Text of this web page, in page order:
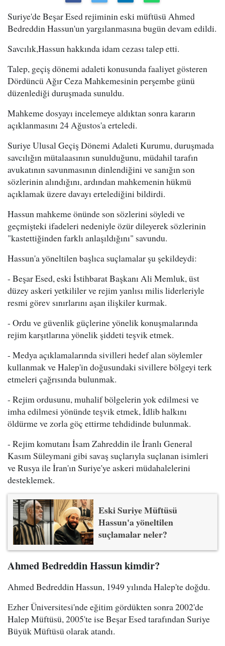
Suriye'de Beşar Esed rejiminin eski müftüsü Ahmed
Bedreddin Hassun'un yargılanmasına bugün devam edildi.
Savcılık,Hassun hakkında idam cezası talep etti.
Talep, geçiş dönemi adaleti konusunda faaliyet gösteren
Dördüncü Ağır Ceza Mahkemesinin perşembe günü
düzenlediği duruşmada sunuldu.
Mahkeme dosyayı incelemeye aldıktan sonra kararın
açıklanmasını 24 Ağustos'a erteledi.
Suriye Ulusal Geçiş Dönemi Adaleti Kurumu, duruşmada
savcılığın mütalaasının sunulduğunu, müdahil tarafın
avukatının savunmasının dinlendiğini ve sanığın son
sözlerinin alındığını, ardından mahkemenin hükmü
açıklamak üzere davayı ertelediğini bildirdi.
Hassun mahkeme önünde son sözlerini söyledi ve
geçmişteki ifadeleri nedeniyle özür dileyerek sözlerinin
"kastettiğinden farklı anlaşıldığını" savundu.
Hassun'a yöneltilen başlıca suçlamalar şu şekildeydi:
- Beşar Esed, eski İstihbarat Başkanı Ali Memluk, üst
düzey askeri yetkililer ve rejim yanlısı milis liderleriyle
resmi görev sınırlarını aşan ilişkiler kurmak.
- Ordu ve güvenlik güçlerine yönelik konuşmalarında
rejim karşıtlarına yönelik şiddeti teşvik etmek.
- Medya açıklamalarında sivilleri hedef alan söylemler
kullanmak ve Halep'in doğusundaki sivillere bölgeyi terk
etmeleri çağrısında bulunmak.
- Rejim ordusunu, muhalif bölgelerin yok edilmesi ve
imha edilmesi yönünde teşvik etmek, İdlib halkını
öldürme ve zorla göç ettirme tehdidinde bulunmak.
- Rejim komutanı İsam Zahreddin ile İranlı General
Kasım Süleymani gibi savaş suçlarıyla suçlanan isimleri
ve Rusya ile İran'ın Suriye'ye askeri müdahalelerini
desteklemek.
Eski Suriye Müftüsü
Hassun'a yöneltilen
suçlamalar neler?
Ahmed Bedreddin Hassun kimdir?
Ahmed Bedreddin Hassun, 1949 yılında Halep'te doğdu.
Ezher Üniversitesi'nde eğitim gördükten sonra 2002'de
Halep Müftüsü, 2005'te ise Beşar Esed tarafından Suriye
Büyük Müftüsü olarak atandı.